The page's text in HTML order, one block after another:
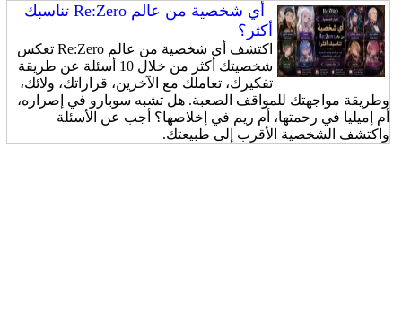
أي شخصية من عالم Re:Zero تناسبك
أكثر؟
اكتشف أي شخصية من عالم Re:Zero تعكس
شخصيتك أكثر من خلال 10 أسئلة عن طريقة
تفكيرك، تعاملك مع الآخرين، قراراتك، ولائك،
وطريقة مواجهتك للمواقف الصعبة. هل تشبه سوبارو في إصراره،
أم إميليا في رحمتها، أم ريم في إخلاصها؟ أجب عن الأسئلة
واكتشف الشخصية الأقرب إلى طبيعتك.